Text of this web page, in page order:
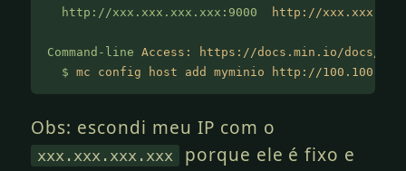
  http://xxx.xxx.xxx.xxx:9000
http://
Command-line Access: https://docs.min.io/docs/
  $
mc config host add myminio http://
Obs: escondi meu IP com o
xxx.xxx.xxx.xxx
porque ele é fixo e